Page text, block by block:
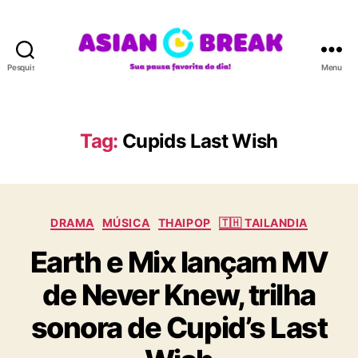
Pesquisar
A
N
R
A
Menu
Tag: Cupids Last Wish
C
t
e
g
o
r
i
DRAMA MÚSICA THAIPOP 🇹🇭 TAILANDIA
Earth e Mix lançam MV
de Never Knew, trilha
sonora de Cupid’s Last